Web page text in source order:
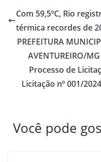
Com 59,5ºC, Rio
térmica recordes de
PREFEITURA
AVENTUREIRO/
Processo de
Licitação nº 001/
Você pode